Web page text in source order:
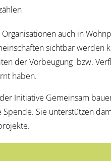
auch in
sichtbar werden
der Vorbeugung bzw.
haben.
Initiative Gemeinsam
Sie unterstützen